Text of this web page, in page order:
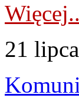
21